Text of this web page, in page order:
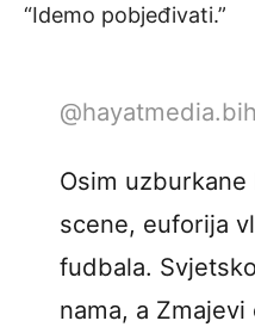
“Idemo pobjeđivati.”
@hayatmedia.bih
Osim
scene, euforija
fudbala.
nama, a